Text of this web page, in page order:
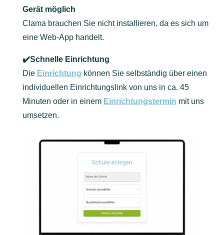
Gerät möglich
Clama brauchen Sie nicht installieren, da es sich um
eine Web-App handelt.
✔️Schnelle Einrichtung
Die Einrichtung können Sie selbständig über einen
individuellen Einrichtungslink von uns in ca. 45
Minuten oder in einem Einrichtungstermin mit uns
umsetzen.